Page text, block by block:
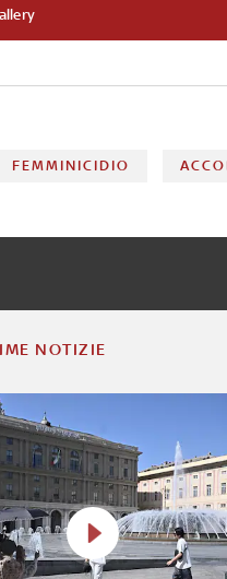
scosso l'opinione pubblica
FEMMINICIDIO
NOTIZIE